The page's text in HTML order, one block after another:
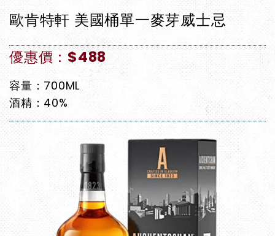
歐肯特軒 美國桶單一麥芽威士忌
優惠價：$488
容量：700ML
酒精：40%